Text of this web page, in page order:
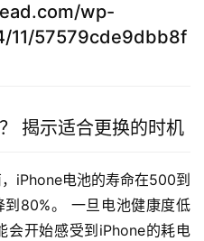
wp-
11/57579cde9dbb8f
揭示适合更换的时机
iPhone电池的寿命在500到
80%。 一旦电池健康度低
会开始感受到iPhone的耗电